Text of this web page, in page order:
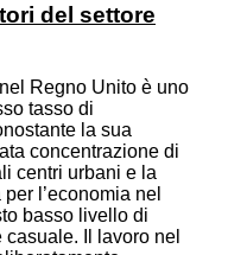
del settore
Regno Unito è uno
tasso di
la sua
concentrazione di
centri urbani e la
l’economia nel
basso livello di
Il lavoro nel